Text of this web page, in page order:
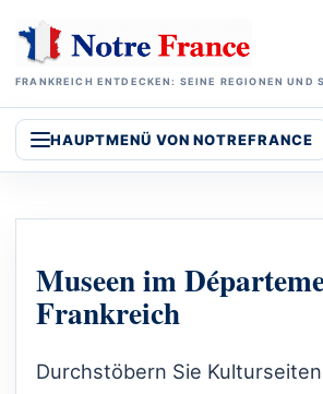
FRANKREICH ENTDECKEN: SEINE REGIONEN UND
HAUPTMENÜ VON NOTREFRANCE
Museen im
Frankreich
Durchstöbern Sie